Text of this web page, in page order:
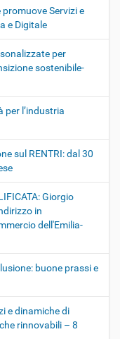
Servizi e
e Digitale
per
sostenibile-
per l’industria
sul RENTRI: dal 30
Giorgio
in
dell'Emilia-
buone prassi e
e dinamiche di
rinnovabili – 8